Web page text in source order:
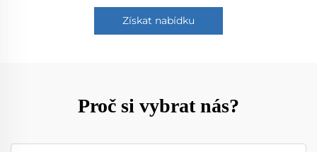
Získat nabídku
Proč si vybrat nás?